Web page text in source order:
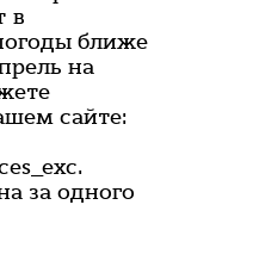
в
ближе
на
сайте:
за одного